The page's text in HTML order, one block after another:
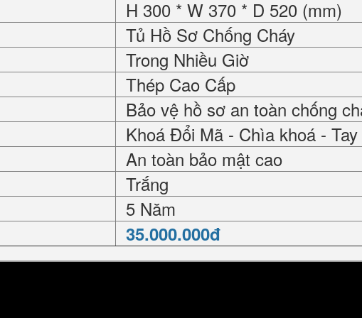
H 300 * W 370 * D 520 (mm)
Tủ Hồ Sơ Chống Cháy
Trong Nhiều Giờ
Thép Cao Cấp
Bảo vệ hồ sơ an toàn chống
Khoá Đổi Mã - Chìa khoá -
An toàn bảo mật cao
Trắng
5 Năm
35.000.000đ